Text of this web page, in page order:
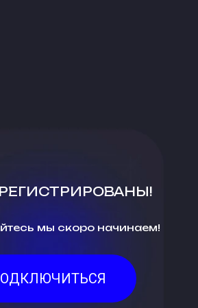
мы скоро начинаем!